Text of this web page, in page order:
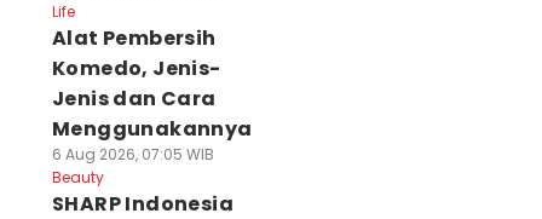
Life
Alat Pembersih
Komedo, Jenis-
Jenis dan Cara
Menggunakannya
6 Aug 2026, 07:05 WIB
Beauty
SHARP Indonesia